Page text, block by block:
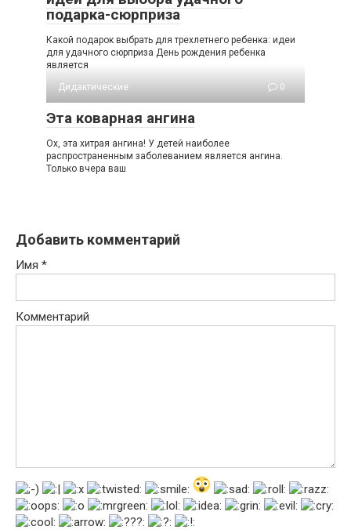
подарка-сюрприза
Какой подарок выбрать для трехлетнего ребенка: идеи
для удачного сюрприза День рождения ребенка
является
Дидактические
0
Эта коварная ангина
Ох, эта хитрая ангина! У детей наиболее
распространенным заболеванием является ангина.
Только вчера ваш
Добавить комментарий
Имя *
Комментарий